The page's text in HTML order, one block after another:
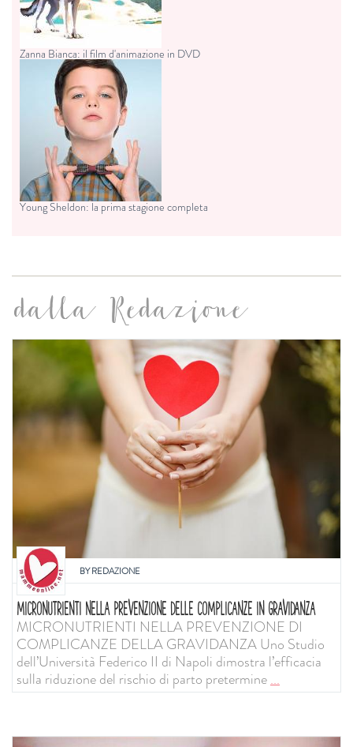
Zanna Bianca: il film d'animazione in DVD
Young Sheldon: la prima stagione completa
dalla Redazione
BYREDAZIONE
MICRONUTRIENTI NELLA PREVENZIONE DELLE COMPLICANZE IN GRAVIDANZA
MICRONUTRIENTI NELLA PREVENZIONE DI
COMPLICANZE DELLA GRAVIDANZA Uno Studio
dell’Università Federico II di Napoli dimostra l’efficacia
sulla riduzione del rischio di parto pretermine...